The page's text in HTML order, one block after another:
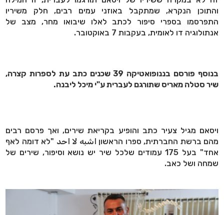
והתוכן הנקרא, שמתקבל באוזני עמים רבים, חלק משיריו
התפרסמו בספרי סיפור לכתב לאלו שיבואו מחר, מצב של
אנתולוגיה דו לאומית, בעקבות 7 באוקטובר.
בנוסף פורסם בננופואטיקה 39 שכנים כתב עת לספרות קצרה,
שיר סטלה מאריס שתורגם לעברית ע"י מיכל ליבנה.
ויסאם מגיל צעיר כתב והופיע בקריאת שירים, ואך פרסם רבים
מהם ברשת החברתית, ספרו הראשון اشبه لا احد "לא דומה לאף
אחד" בעל 175 עמודים שלכל שיר יש נושא וסיפור, שירים של
שמחה ושל כאב.